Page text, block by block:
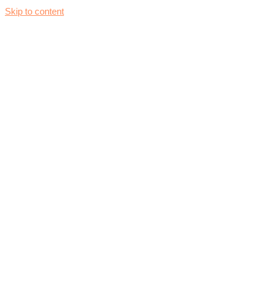
Skip to content